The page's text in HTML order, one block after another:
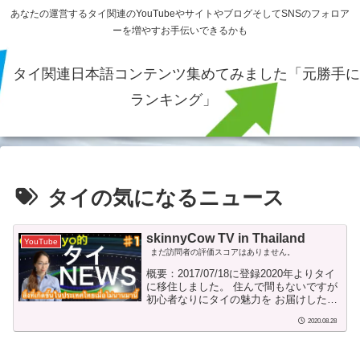
あなたの運営するタイ関連のYouTubeやサイトやブログそしてSNSのフォロア
ーを増やすお手伝いできるかも
タイ関連日本語コンテンツ集めてみました「元勝手に
ランキング」
タイの気になるニュース
YouTube skinnyCow TV in Thailand
まだ訪問者の評価スコアはありません。
概要：2017/07/18に登録2020年よりタイ
に移住しました。 住んで間もないですが
初心者なりにタイの魅力を お届けしたい
バンコク】クスリは正しく飲みましょ
2020.08.28